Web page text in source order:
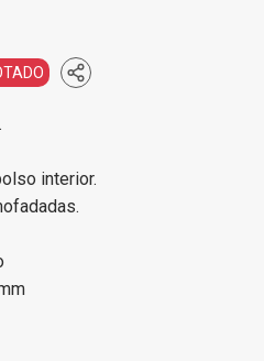
interior.